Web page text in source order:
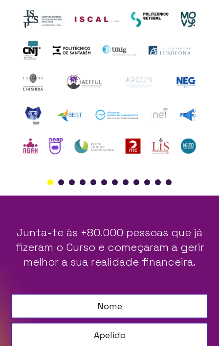
Junta-te às +80.000 pessoas que já
fizeram o Curso e começaram a gerir
melhor a sua realidade financeira.